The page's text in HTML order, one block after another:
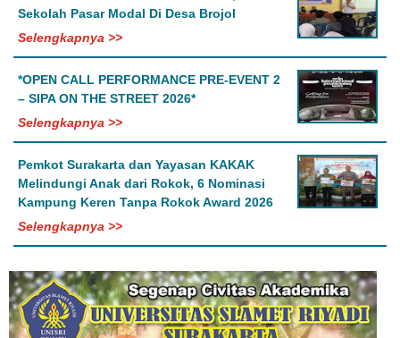
Sekolah Pasar Modal Di Desa Brojol
Selengkapnya >>
*OPEN CALL PERFORMANCE PRE-EVENT 2
– SIPA ON THE STREET 2026*
Selengkapnya >>
Pemkot Surakarta dan Yayasan KAKAK
Melindungi Anak dari Rokok, 6 Nominasi
Kampung Keren Tanpa Rokok Award 2026
Selengkapnya >>